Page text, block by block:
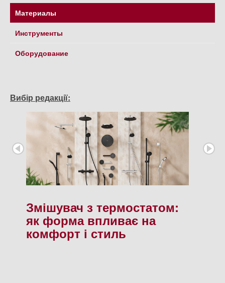
Материалы
Инструменты
Оборудование
Вибір редакції:
Змішувач з термостатом:
як форма впливає на
комфорт і стиль